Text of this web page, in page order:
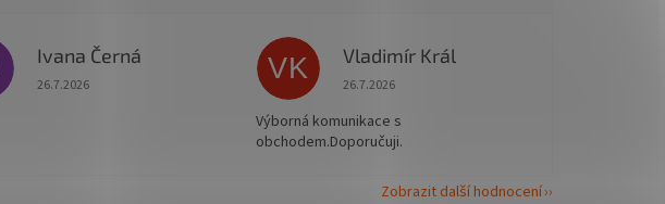
Ivana Černá
Hodnocení obchodu je 5 z 5 hvězdiček.
26.7.2026
VK Vladimír Král
Hodnocení obchodu je 5 z 5 hvězdiček.
26.7.2026
Výborná komunikace s
obchodem.Doporučuji.
Zobrazit další hodnocení